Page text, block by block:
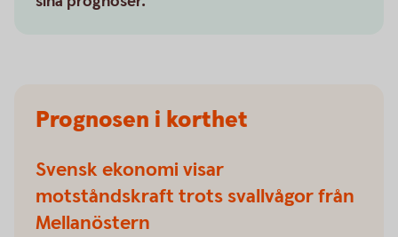
Prognosen i korthet
Svensk ekonomi visar
motståndskraft trots svallvågor från
Mellanöstern